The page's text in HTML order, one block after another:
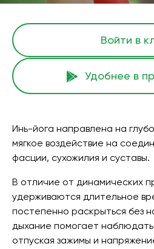
Войти в
Удобнее в
Инь-йога направлена на
мягкое воздействие на
фасции, сухожилия и суставы.
В отличие от динамических
удерживаются длительное
постепенно раскрыться без
дыхание помогает
отпуская зажимы и